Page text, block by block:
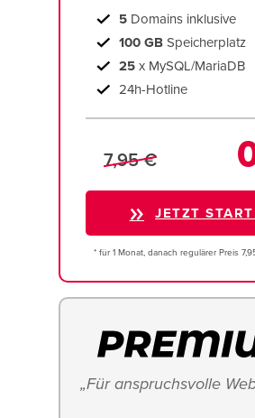
5 Domains inklusive
100 GB Speicherplatz
25 x MySQL/MariaDB
24h-Hotline
7,95 €
JETZT
* für 1 Monat, danach regulärer Preis
„Für anspruchsvolle